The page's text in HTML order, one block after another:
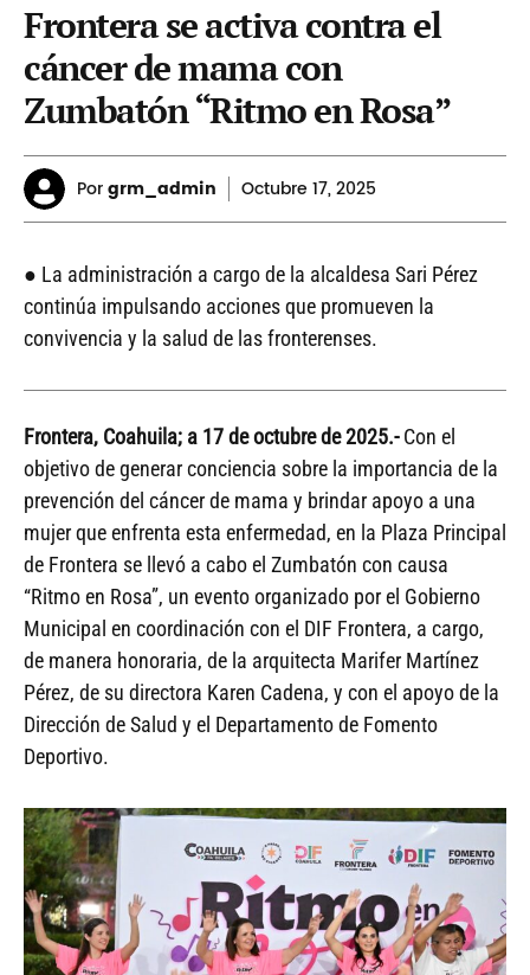
Frontera se activa contra el
cáncer de mama con
Zumbatón “Ritmo en Rosa”
Porgrm_admin Octubre 17, 2025
● La administración a cargo de la alcaldesa Sari Pérez
continúa impulsando acciones que promueven la
convivencia y la salud de las fronterenses.
Frontera, Coahuila; a 17 de octubre de 2025.-Con el
objetivo de generar conciencia sobre la importancia de la
prevención del cáncer de mama y brindar apoyo a una
mujer que enfrenta esta enfermedad, en la Plaza Principal
de Frontera se llevó a cabo el Zumbatón con causa
“Ritmo en Rosa”, un evento organizado por el Gobierno
Municipal en coordinación con el DIF Frontera, a cargo,
de manera honoraria, de la arquitecta Marifer Martínez
Pérez, de su directora Karen Cadena, y con el apoyo de la
Dirección de Salud y el Departamento de Fomento
Deportivo.